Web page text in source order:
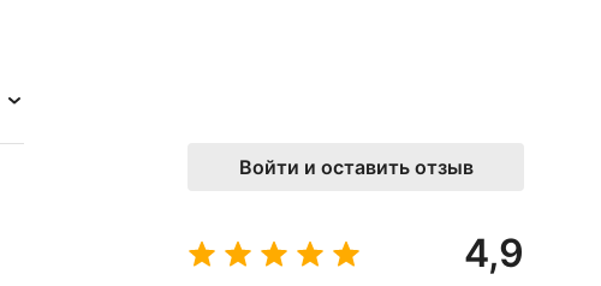
Войти и оставить отзыв
4,9